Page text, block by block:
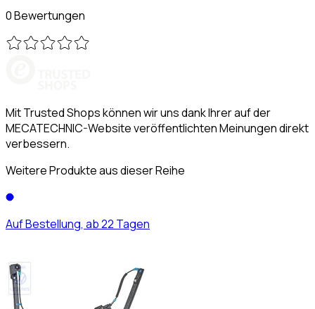
0 Bewertungen
Mit Trusted Shops können wir uns dank Ihrer auf der
MECATECHNIC-Website veröffentlichten Meinungen direkt
verbessern.
Weitere Produkte aus dieser Reihe
Auf Bestellung, ab 22 Tagen